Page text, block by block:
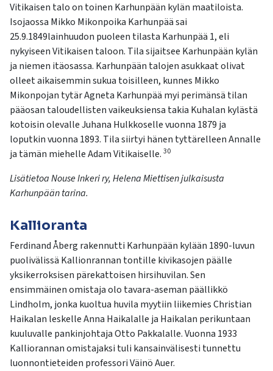
Vitikaisen talo on toinen Karhunpään kylän maatiloista.
Isojaossa Mikko Mikonpoika Karhunpää sai
25.9.1849lainhuudon puoleen tilasta Karhunpää 1, eli
nykyiseen Vitikaisen taloon. Tila sijaitsee Karhunpään kylän
ja niemen itäosassa. Karhunpään talojen asukkaat olivat
olleet aikaisemmin sukua toisilleen, kunnes Mikko
Mikonpojan tytär Agneta Karhunpää myi perimänsä tilan
pääosan taloudellisten vaikeuksiensa takia Kuhalan kylästä
kotoisin olevalle Juhana Hulkkoselle vuonna 1879 ja
loputkin vuonna 1893. Tila siirtyi hänen tyttärelleen Annalle
ja tämän miehelle Adam Vitikaiselle. 30
Lisätietoa Nouse Inkeri ry, Helena Miettisen julkaisusta
Karhunpään tarina.
Kallioranta
Ferdinand Åberg rakennutti Karhunpään kylään 1890-luvun
puolivälissä Kallionrannan tontille kivikasojen päälle
yksikerroksisen pärekattoisen hirsihuvilan. Sen
ensimmäinen omistaja olo tavara-aseman päällikkö
Lindholm, jonka kuoltua huvila myytiin liikemies Christian
Haikalan leskelle Anna Haikalalle ja Haikalan perikuntaan
kuuluvalle pankinjohtaja Otto Pakkalalle. Vuonna 1933
Kalliorannan omistajaksi tuli kansainvälisesti tunnettu
luonnontieteiden professori Väinö Auer.